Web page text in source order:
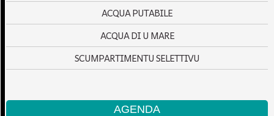
ACQUA PUTABILE
ACQUA DI U MARE
SCUMPARTIMENTU SELETTIVU
AGENDA